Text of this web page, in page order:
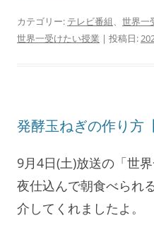
カテゴリー: テレビ番組、 世界一
世界一受けたい授業 | 投稿日:
発酵玉ねぎの作り方
9月4日(土)放送の「世
夜仕込んで朝食べられ
介してくれましたよ。